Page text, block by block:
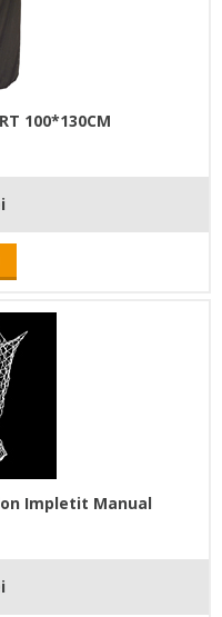
100*130CM
Impletit Manual